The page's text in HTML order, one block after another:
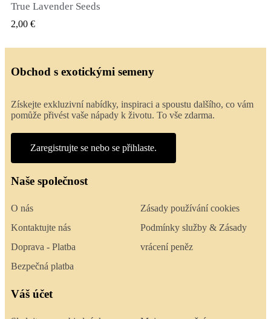
True Lavender Seeds
2,00 €
Obchod s exotickými semeny
Získejte exkluzivní nabídky, inspiraci a spoustu dalšího, co vám
pomůže přivést vaše nápady k životu. To vše zdarma.
Zaregistrujte se nebo se přihlaste.
Naše společnost
O nás
Kontaktujte nás
Doprava - Platba
Bezpečná platba
Zásady používání cookies
Podmínky služby & Zásady
vrácení peněz
Váš účet